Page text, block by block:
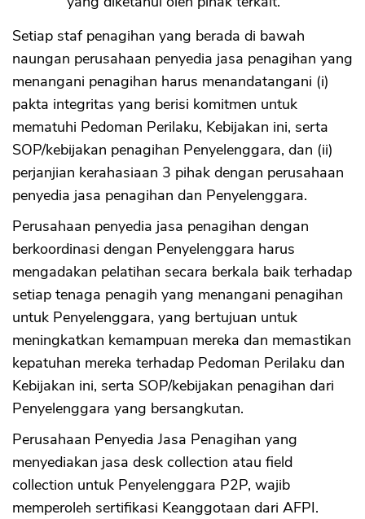
Setiap staf penagihan yang berada di bawah
naungan perusahaan penyedia jasa penagihan yang
menangani penagihan harus menandatangani (i)
pakta integritas yang berisi komitmen untuk
mematuhi Pedoman Perilaku, Kebijakan ini, serta
SOP/kebijakan penagihan Penyelenggara, dan (ii)
perjanjian kerahasiaan 3 pihak dengan perusahaan
penyedia jasa penagihan dan Penyelenggara.
Perusahaan penyedia jasa penagihan dengan
berkoordinasi dengan Penyelenggara harus
mengadakan pelatihan secara berkala baik terhadap
setiap tenaga penagih yang menangani penagihan
untuk Penyelenggara, yang bertujuan untuk
meningkatkan kemampuan mereka dan memastikan
kepatuhan mereka terhadap Pedoman Perilaku dan
Kebijakan ini, serta SOP/kebijakan penagihan dari
Penyelenggara yang bersangkutan.
Perusahaan Penyedia Jasa Penagihan yang
menyediakan jasa desk collection atau field
collection untuk Penyelenggara P2P, wajib
memperoleh sertifikasi Keanggotaan dari AFPI.